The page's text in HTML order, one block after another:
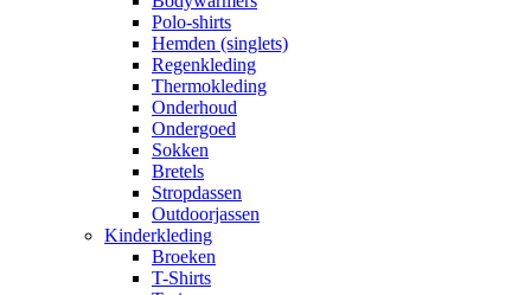
Polo-shirts
Hemden (singlets)
Regenkleding
Thermokleding
Onderhoud
Ondergoed
Sokken
Bretels
Stropdassen
Outdoorjassen
Kinderkleding
Broeken
T-Shirts